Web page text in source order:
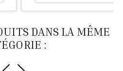
DANS LA MÊME
: